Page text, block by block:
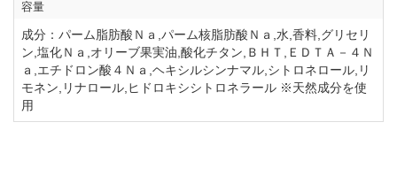
容量
成分：パーム脂肪酸Ｎａ,パーム核脂肪酸Ｎａ,水,香料,グリセリ
ン,塩化Ｎａ,オリーブ果実油,酸化チタン,ＢＨＴ,ＥＤＴＡ－４Ｎ
ａ,エチドロン酸４Ｎａ,ヘキシルシンナマル,シトロネロール,リ
モネン,リナロール,ヒドロキシシトロネラール ※天然成分を使
用